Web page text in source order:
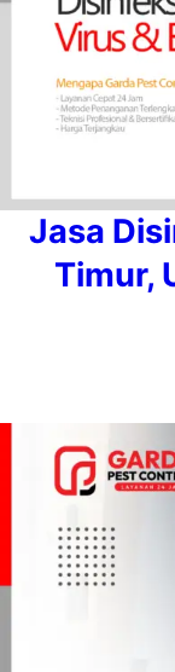
Jasa
Timur,